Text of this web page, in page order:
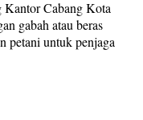
Cabang Kota
gabah atau beras
petani untuk penjaga